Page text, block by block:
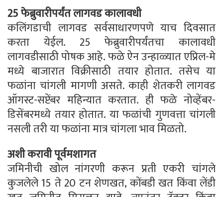
25 फेब्रुवारीपर्यंत लागवड कालावधी
कलिंगडाची लागवड सर्वसाधारणपणे याच दिवसात
करता येईल. 25 फेब्रुवारीपर्यंतचा कालावधी
लागवडीसाठी पोषक आहे. फळे ऐन उन्हाळ्यात एप्रिल-मे
मध्ये बाजारात विक्रीसाठी तयार होतात. तसेच या
फळांना चांगली मागणी असते. काही शेतकरी लागवड
ऑगस्ट-सप्टेंबर महिन्यात करतात. ही फळे नोव्हेंबर-
डिसेंबरमध्ये तयार होतात. या फळांची गुणवत्ता चांगली
नसली तरी या फळांना मात्र चांगला भाव मिळतो.
अशी करावी पूर्वमशागत
जमिनीची खोल नांगरणी करून प्रती एकरी चांगले
कुजलेले 15 ते 20 टन शेणखत, कोंबडी खत किंवा लेंडी